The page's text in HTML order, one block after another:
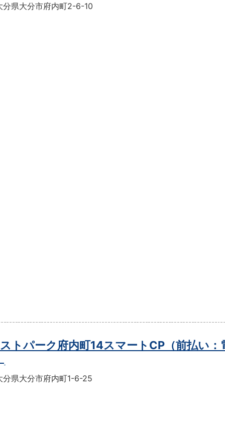
分県大分市府内町2-6-10
ストパーク府内町14スマートCP（前払い：
分県大分市府内町1-6-25